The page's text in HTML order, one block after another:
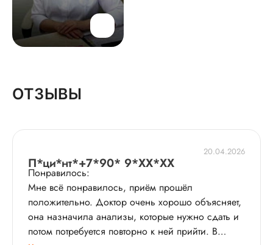
ОТЗЫВЫ
20.04.2026
П*ци*нт*+7*90* 9*XX*XX
Понравилось:
Мне всё понравилось, приём прошёл
положительно. Доктор очень хорошо объясняет,
она назначила анализы​, которые нужно сдать и
потом потребуется повторно к ней прийти. В